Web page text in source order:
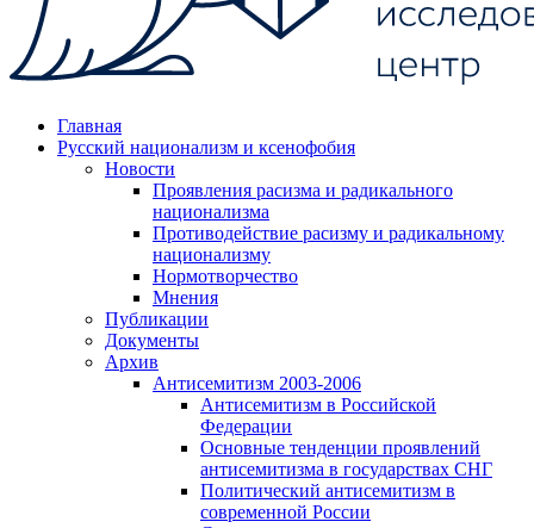
Главная
Русский национализм и ксенофобия
Новости
Проявления расизма и радикального
национализма
Противодействие расизму и радикальному
национализму
Нормотворчество
Мнения
Публикации
Документы
Архив
Антисемитизм 2003-2006
Антисемитизм в Российской
Федерации
Основные тенденции проявлений
антисемитизма в государствах СНГ
Политический антисемитизм в
современной России